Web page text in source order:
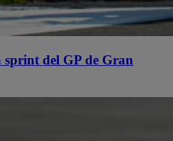
sprint del GP de Gran